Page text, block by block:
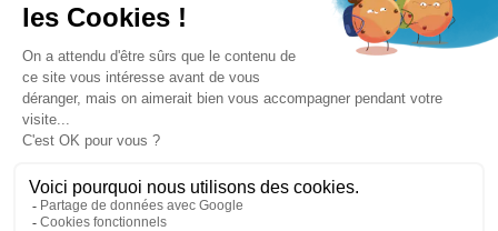
Mentions légales
Conditions générales de ventes